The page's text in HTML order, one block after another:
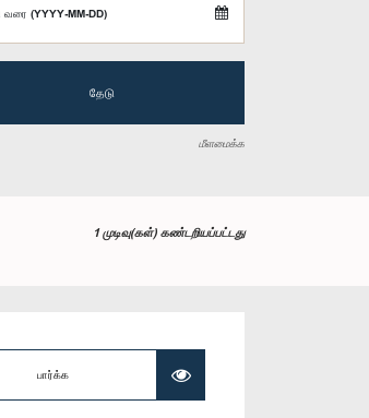
வரை (YYYY-MM-DD)
தேடு
மீளமைக்க
1 முடிவு(கள்) கண்டறியப்பட்டது
பார்க்க